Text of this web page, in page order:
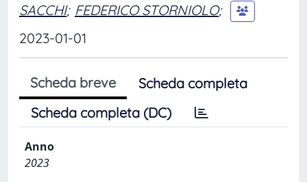
SACCHI; FEDERICO STORNIOLO;
2023-01-01
Scheda breve
Scheda completa
Scheda completa (DC)
Anno
2023